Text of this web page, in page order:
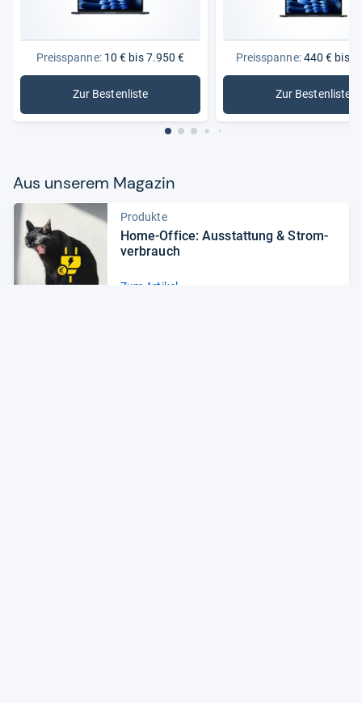
Preisspanne:10 € bis 7.950 €
Zur Bestenliste
: Laptops
Preisspanne:440 € bis
Zur Bestenliste
:
Aus unse­rem Maga­zin
Produkte
Home-​Office: Aus­stat­tung & Strom­
ver­brauch
Zum Artikel